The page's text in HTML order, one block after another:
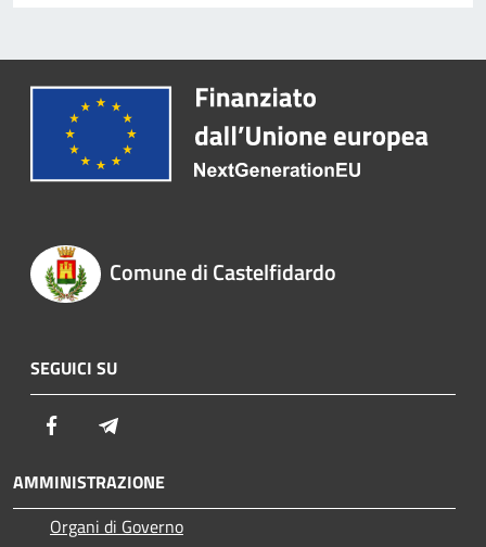
Comune di Castelfidardo
SEGUICI SU
Facebook
AMMINISTRAZIONE
Organi di Governo